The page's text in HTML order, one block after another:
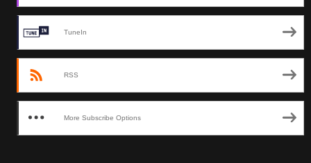
TuneIn
RSS
More Subscribe Options